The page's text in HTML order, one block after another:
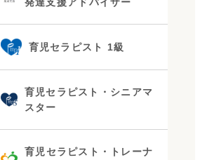
育児セラピスト 1級
育児セラピスト・シニアマ
スター
育児セラピスト・トレーナ